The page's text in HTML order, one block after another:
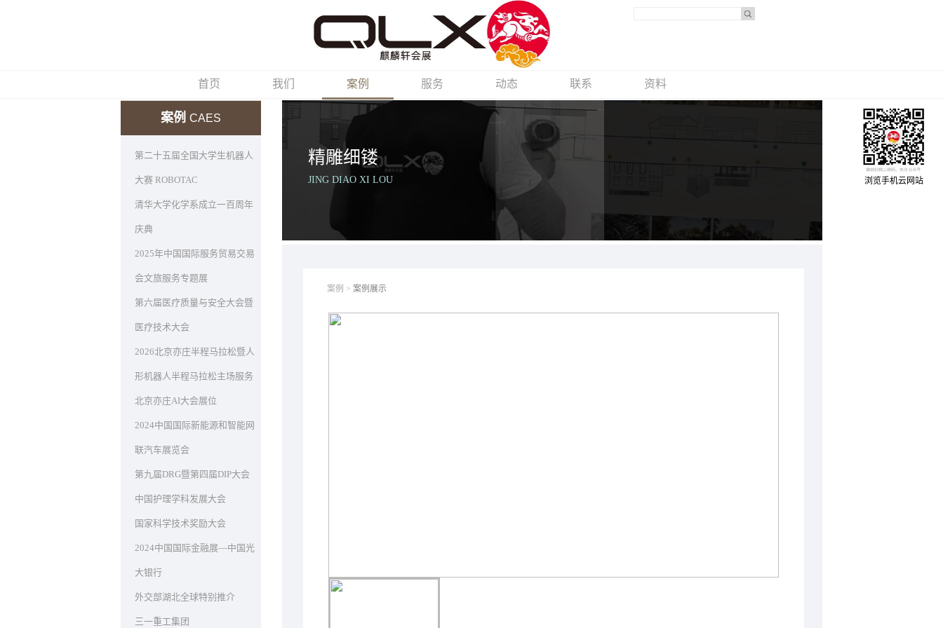
首页 我们 案例 服务 动态 联系 资料
案例 CAES
第二十五届全国大学生机器人
大赛 ROBOTAC
清华大学化学系成立一百周年
庆典
2025年中国国际服务贸易交易
会文旅服务专题展
第六届医疗质量与安全大会暨
医疗技术大会
2026北京亦庄半程马拉松暨人
形机器人半程马拉松主场服务
北京亦庄AI大会展位
2024中国国际新能源和智能网
联汽车展览会
第九届DRG暨第四届DIP大会
中国护理学科发展大会
国家科学技术奖励大会
2024中国国际金融展—中国光
大银行
外交部湖北全球特别推介
三一重工集团
精雕细镂
JING DIAO XI LOU
案例 > 案例展示
浏览手机云网站